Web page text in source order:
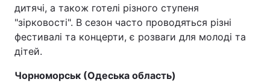
дитячі, а також готелі різного ступеня
"зірковості". В сезон часто проводяться різні
фестивалі та концерти, є розваги для молоді та
дітей.
Чорноморськ (Одеська область)